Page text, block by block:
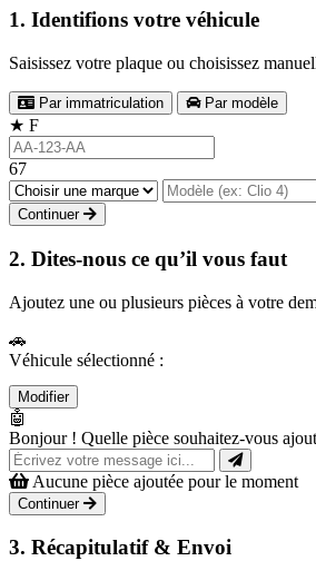
1. Identifions votre véhicule
Saisissez votre plaque ou choisissez
Par immatriculation Par modèle
★ F
67
Continuer
2. Dites-nous ce qu’il vous faut
Ajoutez une ou plusieurs pièces à votre
🚗
Véhicule sélectionné :
Modifier
🤖
Bonjour ! Quelle pièce souhaitez-vous
Aucune pièce ajoutée pour le moment
Continuer
3. Récapitulatif & Envoi